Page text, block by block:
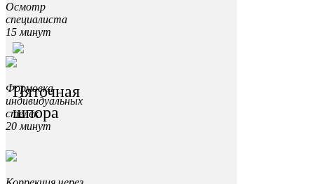
Пяточная
шпора
Осмотр
специалиста
15 минут
Формовка
индивидуальных
стелек
20 минут